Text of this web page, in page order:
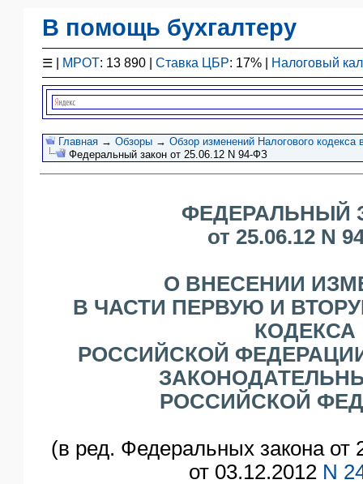
В помощь бухгалтеру
☰ МРОТ: 13 890 | Ставка ЦБР: 17% | Налоговый
Законодательство
F1 - Отчетность
План счетов
Справочник
Упрощенка
Договоры
Главная → Обзоры → Обзор изменений Налогового кодекса
Федеральный закон от 25.06.12 N 94-ФЗ
ФЕДЕРАЛЬНЫЙ
от 25.06.12 N
О ВНЕСЕНИИ
В ЧАСТИ ПЕРВУЮ И
КОДЕКСА
РОССИЙСКОЙ
РОССИЙСКОЙ
(в ред. Федеральных закона от
от 03.12.2012 N